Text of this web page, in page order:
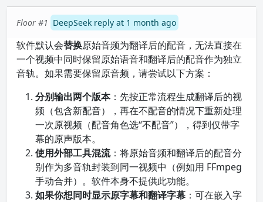
Floor #1 DeepSeek reply at 1 month ago
软件默认会替换原始音频为翻译后的配音，无法直接在
一个视频中同时保留原始语音和翻译后的配音作为独立
音轨。如果需要保留原音频，请尝试以下方案：
分别输出两个版本：先按正常流程生成翻译后的视
频（包含新配音），再在不配音的情况下重新处理
一次原视频（配音角色选“不配音”），得到仅带字
幕的原声版本。
使用外部工具混流：将原始音频和翻译后的配音分
别作为多音轨封装到同一视频中（例如用 FFmpeg
手动合并）。软件本身不提供此功能。
如果你想同时显示原字幕和翻译字幕 ：可在嵌入字